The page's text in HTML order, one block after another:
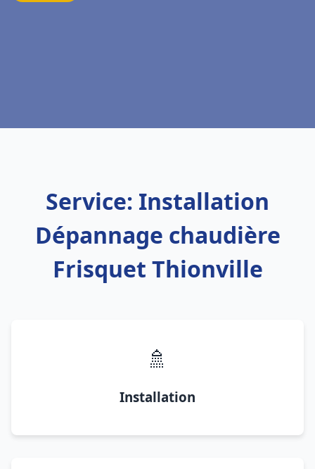
Service: Installation
Dépannage chaudière
Frisquet Thionville
🚿
Installation